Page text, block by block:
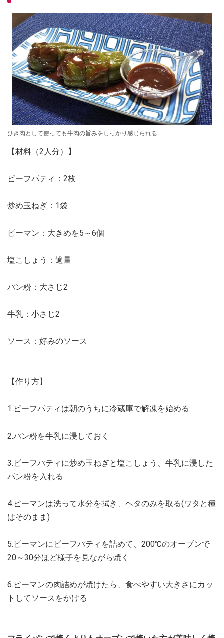
ひき肉として使っても牛肉の旨みをしっかり感じられる
【材料（2人分）】
ビーフパティ：2枚
炒め玉ねぎ：1袋
ピーマン：大きめを5～6個
塩こしょう：適量
パン粉：大さじ2
牛乳：小さじ2
ソース：好みのソース
【作り方】
1.ビーフパティは朝のうちに冷蔵庫で解凍を始める
2.パン粉を牛乳に浸しておく
3.ビーフパティに炒め玉ねぎと塩こしょう、牛乳に浸した
パン粉を入れる
4.ピーマンは洗って水分を拭き、ヘタのみを取る(ワタと種
はそのまま)
5.ピーマンにビーフパティを詰めて、200℃のオーブンで
20～30分ほど様子を見ながら焼く
6.ピーマンの肉詰めが焼けたら、食べやすい大きさにカッ
トしてソースをかける